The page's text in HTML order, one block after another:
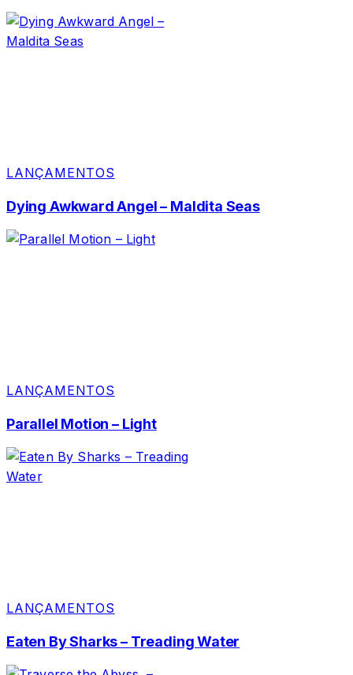
LANÇAMENTOS
Dying Awkward Angel – Maldita Seas
LANÇAMENTOS
Parallel Motion – Light
LANÇAMENTOS
Eaten By Sharks – Treading Water